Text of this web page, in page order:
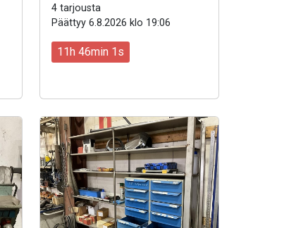
4 tarjousta
Päättyy 6.8.2026 klo 19:06
11h 45min 59s